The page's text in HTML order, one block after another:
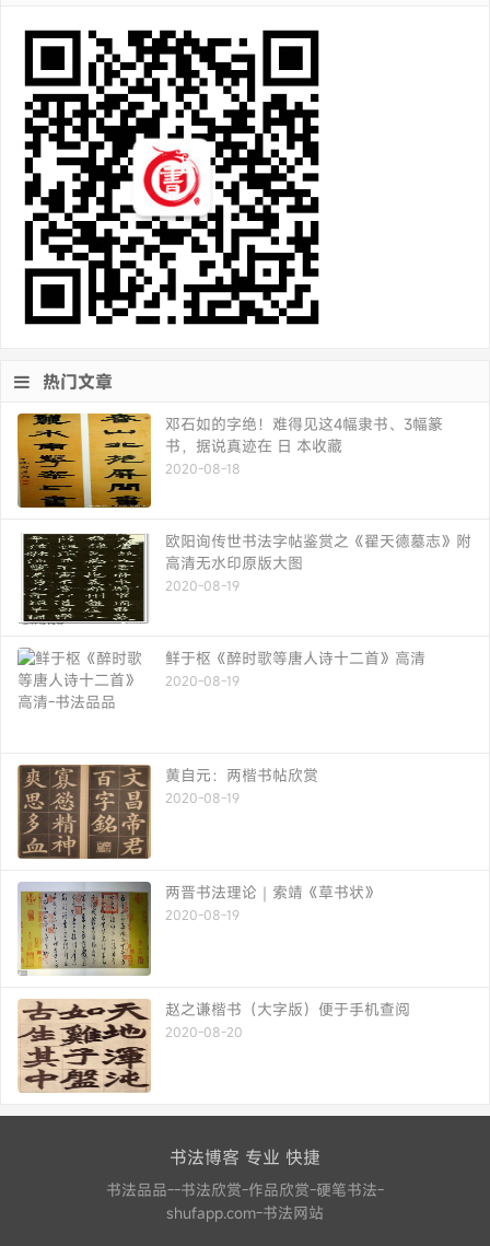
热门文章
邓石如的字绝！难得见这4幅隶书、3幅篆
书，据说真迹在 日 本收藏
2020-08-18
欧阳询传世书法字帖鉴赏之《翟天德墓志》附
高清无水印原版大图
2020-08-19
鲜于枢《醉时歌等唐人诗十二首》高清
2020-08-19
黄自元：两楷书帖欣赏
2020-08-19
两晋书法理论｜索靖《草书状》
2020-08-19
赵之谦楷书（大字版）便于手机查阅
2020-08-20
书法博客 专业 快捷
书法品品--书法欣赏-作品欣赏-硬笔书法-
shufapp.com-书法网站